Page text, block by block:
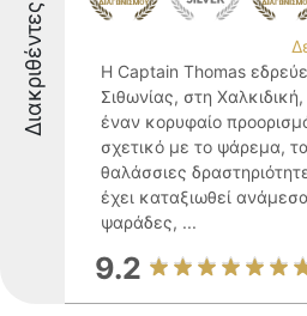
Διακριθέντες
Η Captain Thomas
Σιθωνίας, στη
έναν κορυφαίο
σχετικό με το ψάρεμα,
θαλάσσιες
έχει καταξιωθεί
ψαράδες, ...
9.2